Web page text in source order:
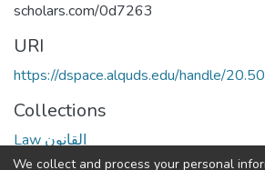
scholars.com/0d7263
URI
https://dspace.alquds.edu/handle/
Collections
Law القانون
We collect and process your personal